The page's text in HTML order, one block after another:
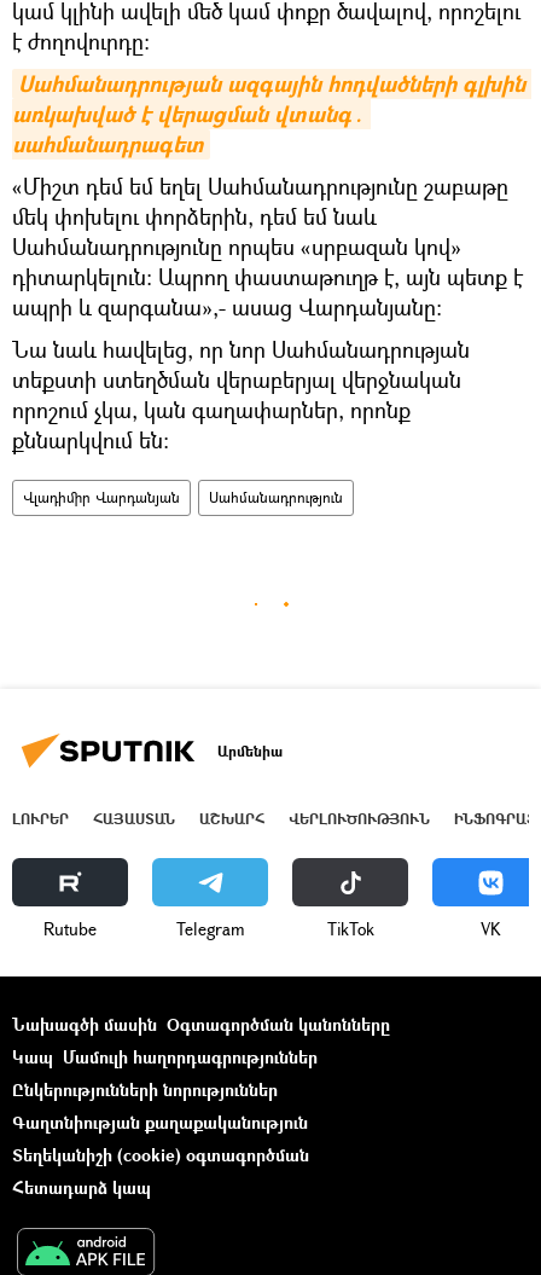
կամ կլինի ավելի մեծ կամ փոքր ծավալով, որոշելու
է ժողովուրդը։
Սահմանադրության ազգային հոդվածների գլխին
առկախված է վերացման վտանգ․
սահմանադրագետ
«Միշտ դեմ եմ եղել Սահմանադրությունը շաբաթը
մեկ փոխելու փորձերին, դեմ եմ նաև
Սահմանադրությունը որպես «սրբազան կով»
դիտարկելուն։ Ապրող փաստաթուղթ է, այն պետք է
ապրի և զարգանա»,- ասաց Վարդանյանը։
Նա նաև հավելեց, որ նոր Սահմանադրության
տեքստի ստեղծման վերաբերյալ վերջնական
որոշում չկա, կան գաղափարներ, որոնք
քննարկվում են։
Վլադիմիր Վարդանյան Սահմանադրություն
Արմենիա
ԼՈՒՐԵՐ ՀԱՅԱՍՏԱՆ ԱՇԽԱՐՀ ՎԵՐԼՈՒԾՈՒԹՅՈՒՆ
Rutube Telegram ТikТоk VK
Նախագծի մասին Օգտագործման կանոնները
Կապ Մամուլի հաղորդագրություններ
Ընկերությունների նորություններ
Գաղտնիության քաղաքականություն
Տեղեկանիշի (cookie) օգտագործման
Հետադարձ կապ